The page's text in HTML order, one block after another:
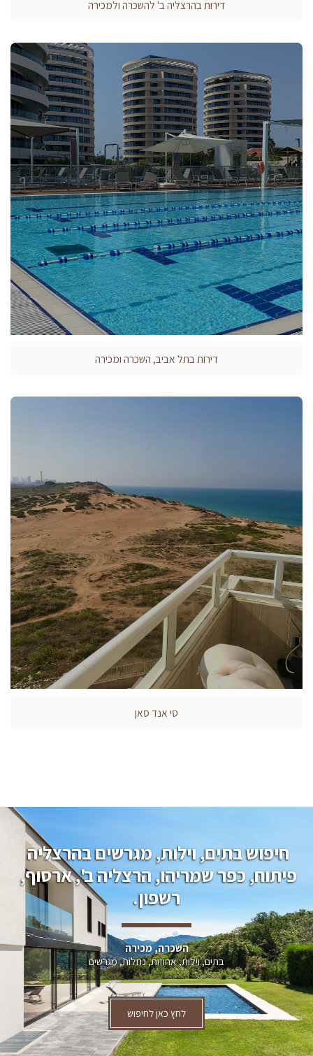
דירות בהרצליה ב' להשכרה ולמכירה
דירות בתל אביב, השכרה ומכירה
סי אנד סאן
חיפוש בתים, וילות, מגרשים בהרצליה
פיתוח, כפר שמריהו, הרצליה ב', ארסוף,
רשפון.
השכרה, מכירה
בתים, וילות, אחוזות, נחלות, מגרשים
לחץ כאן לחיפוש